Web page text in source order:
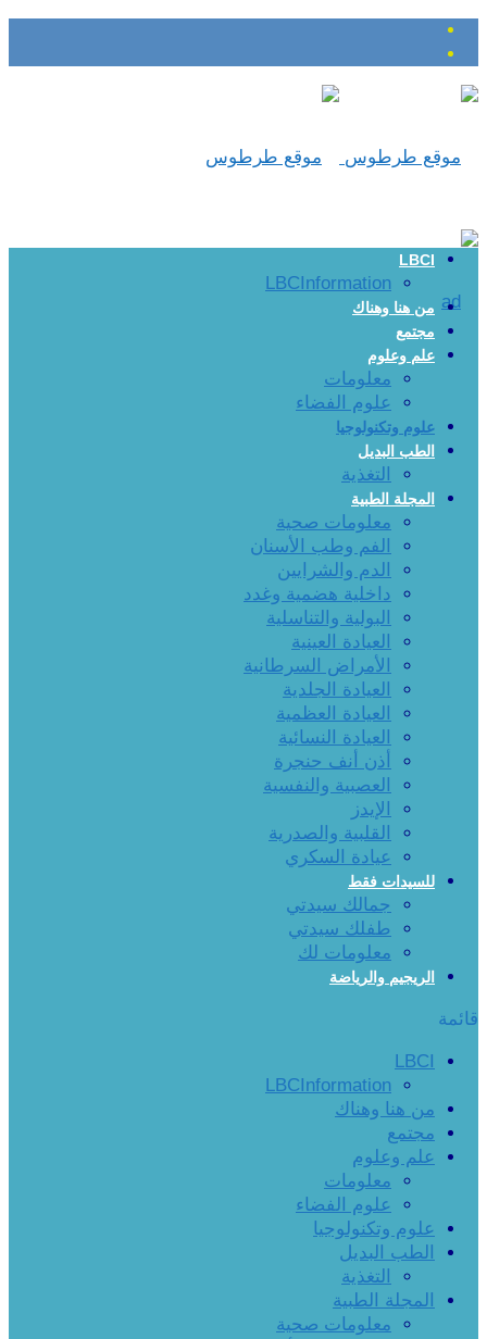
LBCI
LBCInformation
من هنا وهناك
مجتمع
علم وعلوم
معلومات
علوم الفضاء
علوم وتكنولوجيا
الطب البديل
التغذية
المجلة الطبية
معلومات صحية
الفم وطب الأسنان
الدم والشرايين
داخلية هضمية وغدد
البولية والتناسلية
العيادة العينية
الأمراض السرطانية
العيادة الجلدية
العيادة العظمية
العيادة النسائية
أذن أنف حنجرة
العصبية والنفسية
الإيدز
القلبية والصدرية
عيادة السكري
للسيدات فقط
جمالك سيدتي
طفلك سيدتي
معلومات لك
الريجيم والرياضة
قائمة
LBCI
LBCInformation
من هنا وهناك
مجتمع
علم وعلوم
معلومات
علوم الفضاء
علوم وتكنولوجيا
الطب البديل
التغذية
المجلة الطبية
معلومات صحية